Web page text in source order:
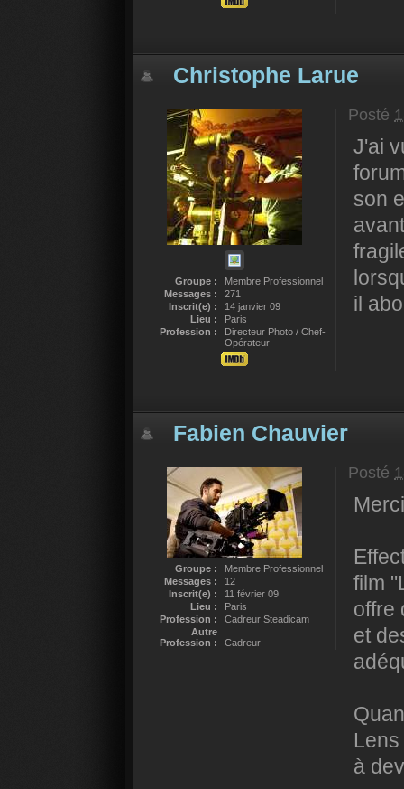
Christophe Larue
Groupe :
Membre Professionnel
Messages :
271
Inscrit(e) :
14 janvier 09
Lieu :
Paris
Profession :
Directeur Photo / Chef-
Opérateur
Posté
J'ai
son
il
Fabien Chauvier
Groupe :
Membre Professionnel
Messages :
12
Inscrit(e) :
11 février 09
Lieu :
Paris
Profession :
Cadreur Steadicam
Autre
Profession :
Cadreur
Posté
film
offre
et
à